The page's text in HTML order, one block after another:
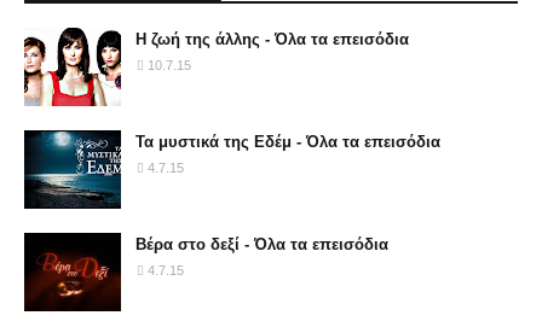
Η ζωή της άλλης - Όλα τα επεισόδια
10.7.15
Τα μυστικά της Εδέμ - Όλα τα επεισόδια
4.7.15
Βέρα στο δεξί - Όλα τα επεισόδια
4.7.15